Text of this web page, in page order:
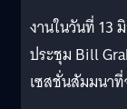
งานในวันที่ 13
ประชุม Bill
เซสชั่นสัมมนา